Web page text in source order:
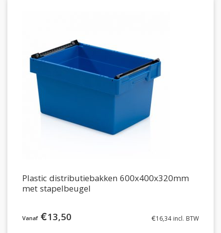
Plastic distributiebakken 600x400x320mm
met stapelbeugel
€13,50 €16,34incl. BTW